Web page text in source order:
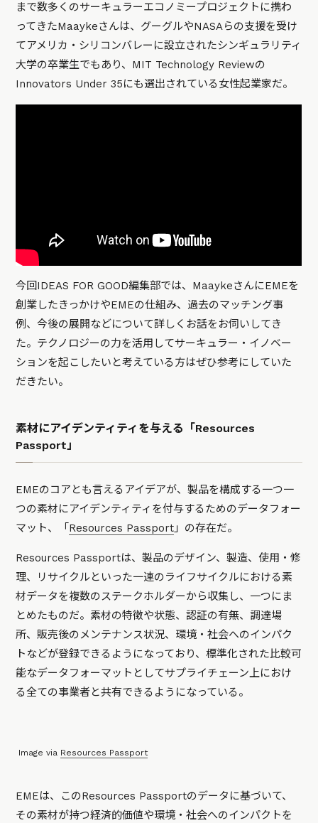
まで数多くのサーキュラーエコノミープロジェクトに携わ
ってきたMaaykeさんは、グーグルやNASAらの支援を受け
てアメリカ・シリコンバレーに設立されたシンギュラリティ
大学の卒業生でもあり、MIT Technology Reviewの
Innovators Under 35にも選出されている女性起業家だ。
今回IDEAS FOR GOOD編集部では、MaaykeさんにEMEを
創業したきっかけやEMEの仕組み、過去のマッチング事
例、今後の展開などについて詳しくお話をお伺いしてき
た。テクノロジーの力を活用してサーキュラー・イノベー
ションを起こしたいと考えている方はぜひ参考にしていた
だきたい。
素材にアイデンティティを与える「Resources
Passport」
EMEのコアとも言えるアイデアが、製品を構成する一つ一
つの素材にアイデンティティを付与するためのデータフォー
マット、「 Resources Passport 」の存在だ。
Resources Passportは、製品のデザイン、製造、使用・修
理、リサイクルといった一連のライフサイクルにおける素
材データを複数のステークホルダーから収集し、一つにま
とめたものだ。素材の特徴や状態、認証の有無、調達場
所、販売後のメンテナンス状況、環境・社会へのインパク
トなどが登録できるようになっており、標準化された比較可
能なデータフォーマットとしてサプライチェーン上におけ
る全ての事業者と共有できるようになっている。
Image via Resources Passport
EMEは、このResources Passportのデータに基づいて、
その素材が持つ経済的価値や環境・社会へのインパクトを